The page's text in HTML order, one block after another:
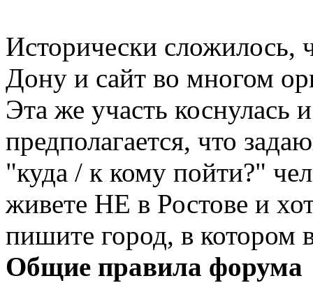
Исторически сложилось,
Дону и сайт во многом
Эта же участь
предполагается, что
"куда / к кому пойти?"
живете НЕ в Ростове и
пишите город, в котором
Общие правила форума